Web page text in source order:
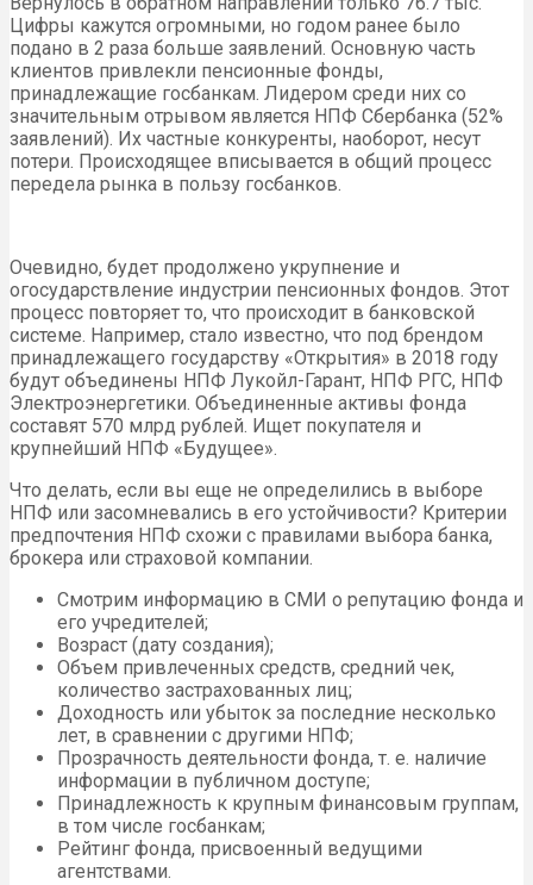
Цифры кажутся огромными, но годом ранее было
подано в 2 раза больше заявлений. Основную часть
клиентов привлекли пенсионные фонды,
принадлежащие госбанкам. Лидером среди них со
значительным отрывом является НПФ Сбербанка (52%
заявлений). Их частные конкуренты, наоборот, несут
потери. Происходящее вписывается в общий процесс
передела рынка в пользу госбанков.
Очевидно, будет продолжено укрупнение и
огосударствление индустрии пенсионных фондов. Этот
процесс повторяет то, что происходит в банковской
системе. Например, стало известно, что под брендом
принадлежащего государству «Открытия» в 2018 году
будут объединены НПФ Лукойл-Гарант, НПФ РГС, НПФ
Электроэнергетики. Объединенные активы фонда
составят 570 млрд рублей. Ищет покупателя и
крупнейший НПФ «Будущее».
Что делать, если вы еще не определились в выборе
НПФ или засомневались в его устойчивости? Критерии
предпочтения НПФ схожи с правилами выбора банка,
брокера или страховой компании.
Смотрим информацию в СМИ о репутацию фонда и
его учредителей;
Возраст (дату создания);
Объем привлеченных средств, средний чек,
количество застрахованных лиц;
Доходность или убыток за последние несколько
лет, в сравнении с другими НПФ;
Прозрачность деятельности фонда, т. е. наличие
информации в публичном доступе;
Принадлежность к крупным финансовым группам,
в том числе госбанкам;
Рейтинг фонда, присвоенный ведущими
агентствами.